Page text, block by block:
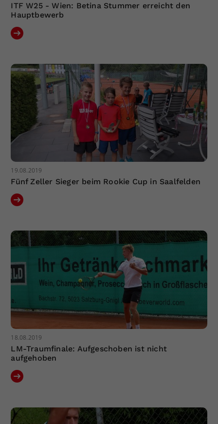
ITF W25 - Wien: Betina Stummer erreicht den
Hauptbewerb
19.08.2019
Fünf Zeller Sieger beim Rookie Cup in Saalfelden
18.08.2019
LM-Traumfinale: Aufgeschoben ist nicht
aufgehoben